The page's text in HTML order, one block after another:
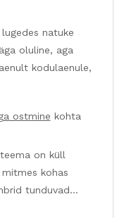
natuke
oluline, aga
kodulaenule,
ostmine kohta
on küll
kohas
tunduvad…